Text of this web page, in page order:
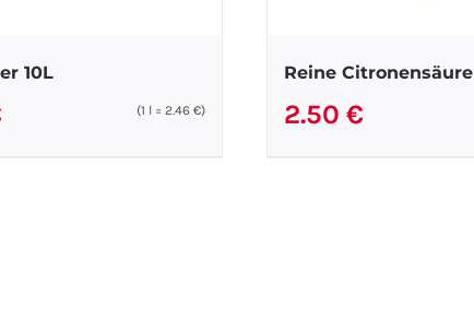
10L
(1 l= 2.46 €)
Reine Citronensäure
2.50 €